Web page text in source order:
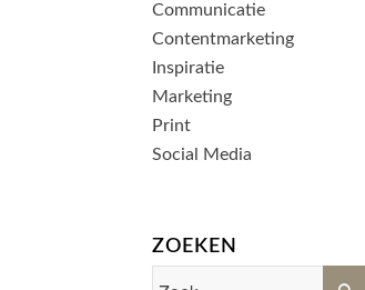
Communicatie
Contentmarketing
Inspiratie
Marketing
Print
Social Media
ZOEKEN